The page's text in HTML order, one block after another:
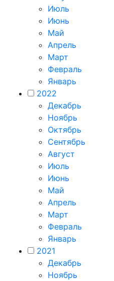
Июль
Июнь
Май
Апрель
Март
Февраль
Январь
2022
Декабрь
Ноябрь
Октябрь
Сентябрь
Август
Июль
Июнь
Май
Апрель
Март
Февраль
Январь
2021
Декабрь
Ноябрь